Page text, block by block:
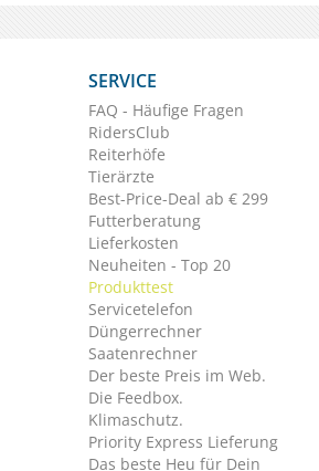
SERVICE
FAQ - Häufige Fragen
RidersClub
Reiterhöfe
Tierärzte
Best-Price-Deal ab € 299
Futterberatung
Lieferkosten
Neuheiten - Top 20
Produkttest
Servicetelefon
Düngerrechner
Saatenrechner
Der beste Preis im Web.
Die Feedbox.
Klimaschutz.
Priority Express Lieferung
Das beste Heu für Dein